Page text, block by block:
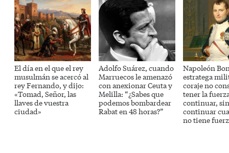
El día en el que el rey
musulmán se acercó al
rey Fernando, y dijo:
«Tomad, Señor, las
llaves de vuestra
ciudad»
Adolfo Suárez, cuando
Marruecos le amenazó
con anexionar Ceuta y
Melilla: “¿Sabes que
podemos bombardear
Rabat en 48 horas?”
Napoleón
estratega
coraje no
tener la
continuar,
continuar
no tiene